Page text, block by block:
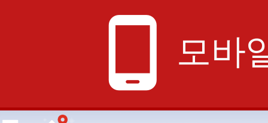
phone_android 모바